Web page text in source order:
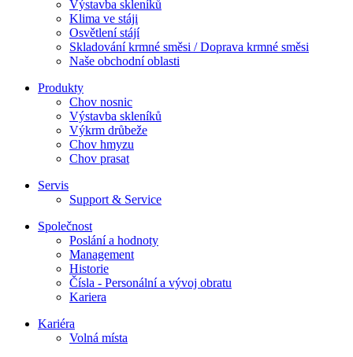
Výstavba skleníků
Klima ve stáji
Osvětlení stájí
Skladování krmné směsi / Doprava krmné směsi
Naše obchodní oblasti
Produkty
Chov nosnic
Výstavba skleníků
Výkrm drůbeže
Chov hmyzu
Chov prasat
Servis
Support & Service
Společnost
Poslání a hodnoty
Management
Historie
Čísla - Personální a vývoj obratu
Kariera
Kariéra
Volná místa